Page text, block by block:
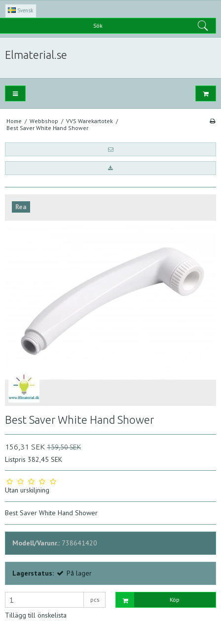
Svensk
Sök
Elmaterial.se
Home / Webbshop / VVS Warekartotek /
Best Saver White Hand Shower
Rea
Best Saver White Hand Shower
156,31 SEK 159,50 SEK
Listpris 382,45 SEK
Utan urskiljning
Best Saver White Hand Shower
Modell/Varunr.: 738641420
Lagerstatus: På lager
pcs Köp
Tillägg till önskelista